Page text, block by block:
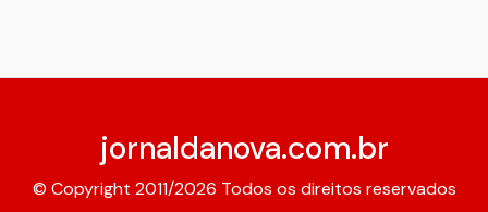
jornaldanova.com.br
© Copyright 2011/2026 Todos os direitos reservados